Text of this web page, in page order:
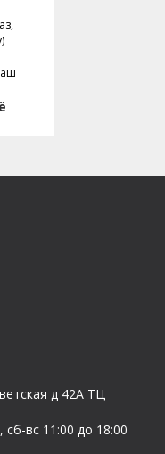
д 42А ТЦ
вс 11:00 до 18:00